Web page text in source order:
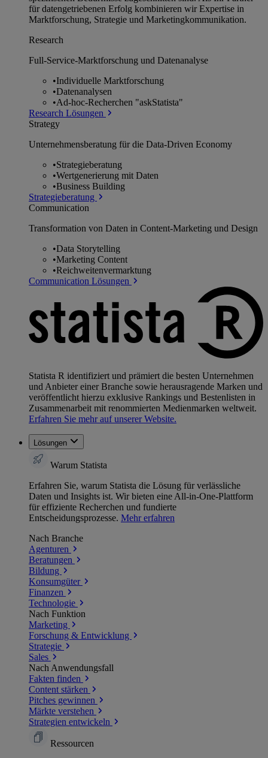
für datengetriebenen Erfolg kombinieren wir Expertise in
Marktforschung, Strategie und Marketingkommunikation.
Research
Full-Service-Marktforschung und Datenanalyse
•Individuelle Marktforschung
•Datenanalysen
•Ad-hoc-Recherchen "askStatista"
Research Lösungen
Strategy
Unternehmens­beratung für die Data-Driven Economy
•Strategieberatung
•Wertgenerierung mit Daten
•Business Building
Strategieberatung
Communication
Transformation von Daten in Content-Marketing und Design
•Data Storytelling
•Marketing Content
•Reichweitenvermarktung
Communication Lösungen
Statista R identifiziert und prämiert die besten Unternehmen
und Anbieter einer Branche sowie herausragende Marken und
veröffentlicht hierzu exklusive Rankings und Bestenlisten in
Zusammenarbeit mit renommierten Medienmarken weltweit.
Erfahren Sie mehr auf unserer Website.
Lösungen
Warum Statista
Erfahren Sie, warum Statista die Lösung für verlässliche
Daten und Insights ist. Wir bieten eine All-in-One-Plattform
für effiziente Recherchen und fundierte
Entscheidungsprozesse. Mehr erfahren
Nach Branche
Agenturen
Beratungen
Bildung
Konsumgüter
Finanzen
Technologie
Nach Funktion
Marketing
Forschung & Entwicklung
Strategie
Sales
Nach Anwendungsfall
Fakten finden
Content stärken
Pitches gewinnen
Märkte verstehen
Strategien entwickeln
Ressourcen